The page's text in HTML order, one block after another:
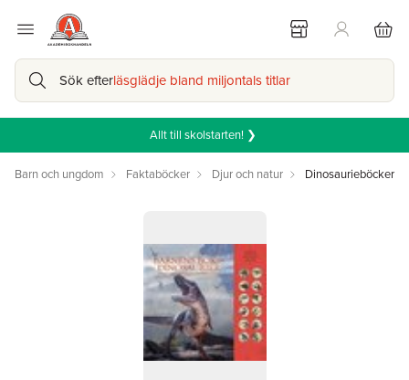
Sök efterläsglädje bland miljontals titlar
Allt till skolstarten! ❯
Barn och ungdom Faktaböcker Djur och natur Dinosaurieböcker